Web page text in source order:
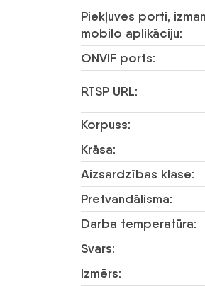
Piekļuves porti,
mobilo aplikāciju:
ONVIF ports:
RTSP URL:
Korpuss:
Krāsa:
Aizsardzības klase:
Pretvandālisma:
Darba temperatūra:
Svars:
Izmērs: